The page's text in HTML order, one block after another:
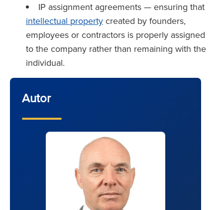
IP assignment agreements — ensuring that
intellectual property created by founders,
employees or contractors is properly assigned
to the company rather than remaining with the
individual.
Autor